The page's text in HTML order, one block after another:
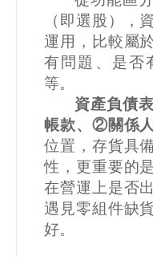
（即選股），
運用，比較屬
有問題、是否
等。
資產負債
帳款、②關係
位置，存貨具
性，更重要的
在營運上是否
遇見零組件缺
好。